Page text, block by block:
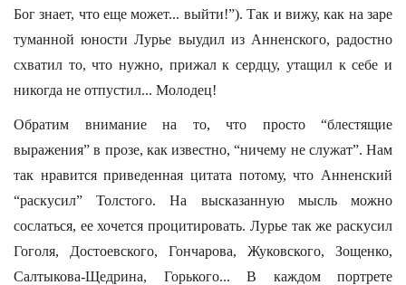
Бог знает, что еще может... выйти!”). Так и вижу, как на заре
туманной юности Лурье выудил из Анненского, радостно
схватил то, что нужно, прижал к сердцу, утащил к себе и
никогда не отпустил... Молодец!
Обратим внимание на то, что просто “блестящие
выражения” в прозе, как известно, “ничему не служат”. Нам
так нравится приведенная цитата потому, что Анненский
“раскусил” Толстого. На высказанную мысль можно
сослаться, ее хочется процитировать. Лурье так же раскусил
Гоголя, Достоевского, Гончарова, Жуковского, Зощенко,
Салтыкова-Щедрина, Горького... В каждом портрете